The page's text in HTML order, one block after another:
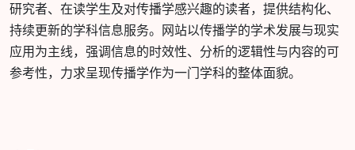
研究者、在读学生及对传播学感兴趣的读者，提供结构化、
持续更新的学科信息服务。网站以传播学的学术发展与现实
应用为主线，强调信息的时效性、分析的逻辑性与内容的可
参考性，力求呈现传播学作为一门学科的整体面貌。